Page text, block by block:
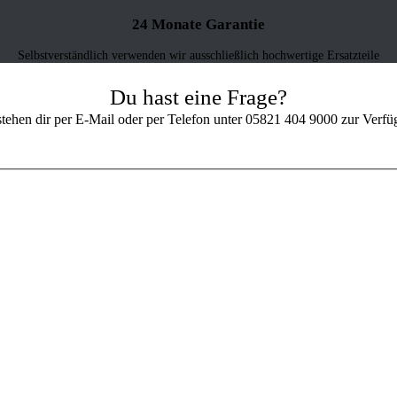
24 Monate Garantie
Selbstverständlich verwenden wir ausschließlich hochwertige Ersatzteile
Du hast eine Frage?
dir per E-Mail oder per Telefon unter 05821 404 9000 zur